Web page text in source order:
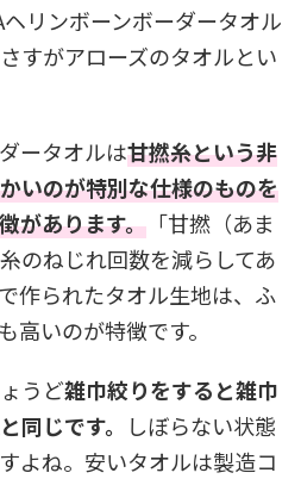
リンボーンボーダータオル
すがアローズのタオルとい
ータオルは甘撚糸という非
いのが特別な仕様のものを
があります。 「甘撚（あま
のねじれ回数を減らしてあ
作られたタオル生地は、ふ
高いのが特徴です。
うど雑巾絞りをすると雑巾
同じです。 しぼらない状態
よね。安いタオルは製造コ